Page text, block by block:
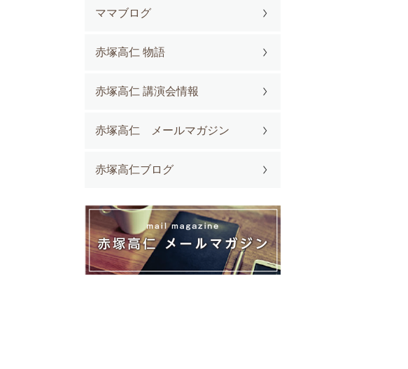
ママブログ
赤塚高仁 物語
赤塚高仁 講演会情報
赤塚高仁 メールマガジン
赤塚高仁ブログ